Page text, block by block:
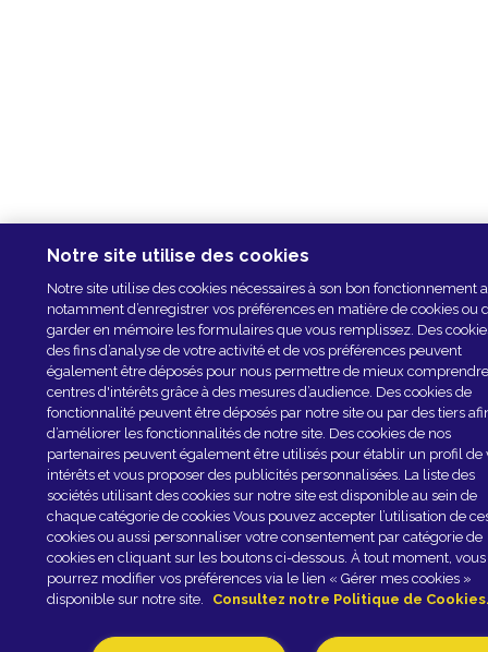
Notre site utilise des cookies
Notre site utilise des cookies nécessaires à son bon fonctionnement
notamment d’enregistrer vos préférences en matière de cookies ou
garder en mémoire les formulaires que vous remplissez. Des
des fins d’analyse de votre activité et de vos préférences peuvent
également être déposés pour nous permettre de mieux
centres d'intérêts grâce à des mesures d’audience. Des cookies de
fonctionnalité peuvent être déposés par notre site ou par des tiers
d’améliorer les fonctionnalités de notre site. Des cookies de nos
partenaires peuvent également être utilisés pour établir un profil de
intérêts et vous proposer des publicités personnalisées. La liste des
sociétés utilisant des cookies sur notre site est disponible au sein de
chaque catégorie de cookies Vous pouvez accepter l’utilisation de
cookies ou aussi personnaliser votre consentement par catégorie de
cookies en cliquant sur les boutons ci-dessous. À tout moment, vous
pourrez modifier vos préférences via le lien « Gérer mes cookies »
disponible sur notre site.
Consultez notre Politique de